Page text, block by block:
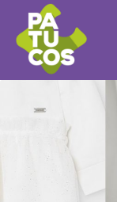
la
navegación
contenido